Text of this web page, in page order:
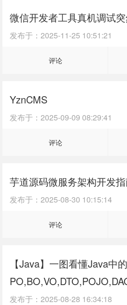
微信开发者工具真机调试
发布于： 2025-11-25 10:51:21
评论
YznCMS
发布于： 2025-09-09 08:29:41
评论
芋道源码微服务架构开发
发布于： 2025-08-30 10:15:14
评论
【Java】一图看懂Java中的
发布于： 2025-08-28 16:34:18